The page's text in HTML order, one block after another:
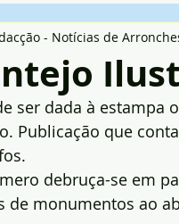
- Notícias de
ser dada à estampa
Publicação que
debruça-se em
de monumentos ao